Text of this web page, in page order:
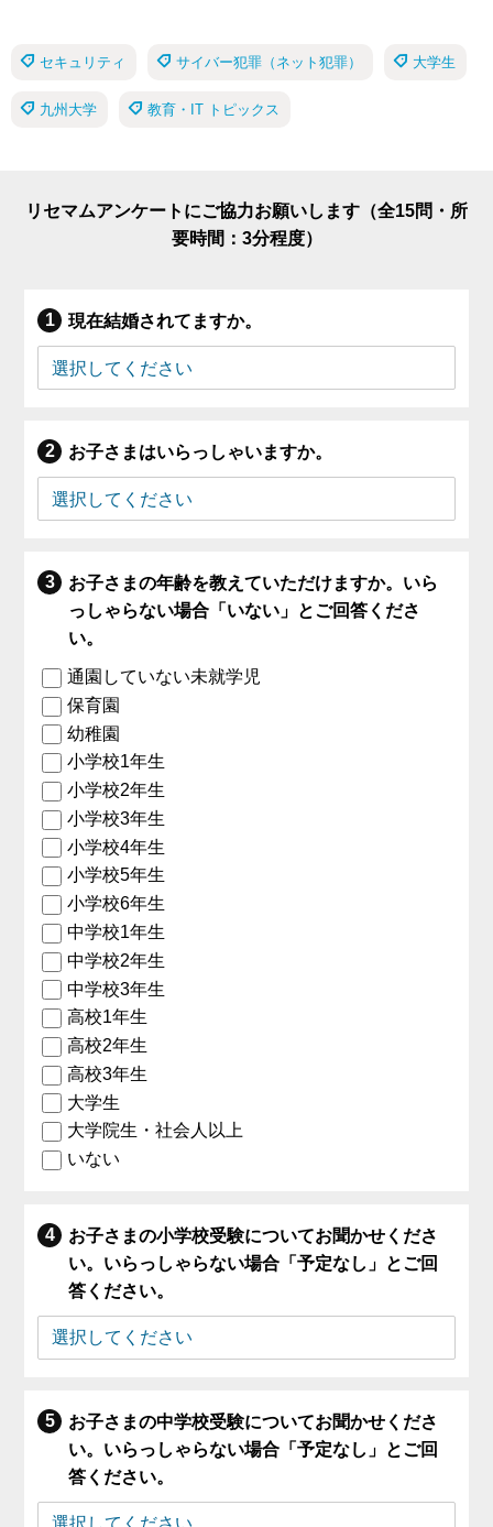
セキュリティ サイバー犯罪（ネット犯罪） 大学生
九州大学 教育・IT トピックス
リセマムアンケートにご協力お願いします（全15問・所
要時間：3分程度）
現在結婚されてますか。
お子さまはいらっしゃいますか。
お子さまの年齢を教えていただけますか。いら
っしゃらない場合「いない」とご回答くださ
い。
通園していない未就学児
保育園
幼稚園
小学校1年生
小学校2年生
小学校3年生
小学校4年生
小学校5年生
小学校6年生
中学校1年生
中学校2年生
中学校3年生
高校1年生
高校2年生
高校3年生
大学生
大学院生・社会人以上
いない
お子さまの小学校受験についてお聞かせくださ
い。いらっしゃらない場合「予定なし」とご回
答ください。
お子さまの中学校受験についてお聞かせくださ
い。いらっしゃらない場合「予定なし」とご回
答ください。